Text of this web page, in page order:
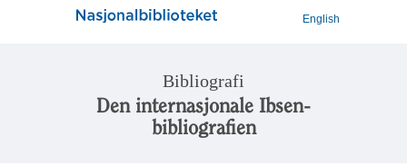
English
Bibliografi
Den internasjonale Ibsen-
bibliografien